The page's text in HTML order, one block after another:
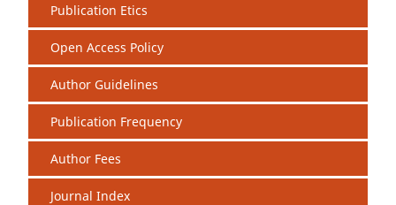
Publication Etics
Open Access Policy
Author Guidelines
Publication Frequency
Author Fees
Journal Index